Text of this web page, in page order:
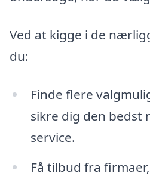
Ved at kigge i de
du:
Finde flere
sikre dig den bedst
service.
Få tilbud fra